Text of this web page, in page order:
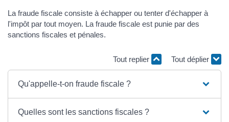
La fraude fiscale consiste à échapper ou tenter d'échapper à
l'impôt par tout moyen. La fraude fiscale est punie par des
sanctions fiscales et pénales.
Tout replier Tout déplier
Qu'appelle-t-on fraude fiscale ?
Quelles sont les sanctions fiscales ?